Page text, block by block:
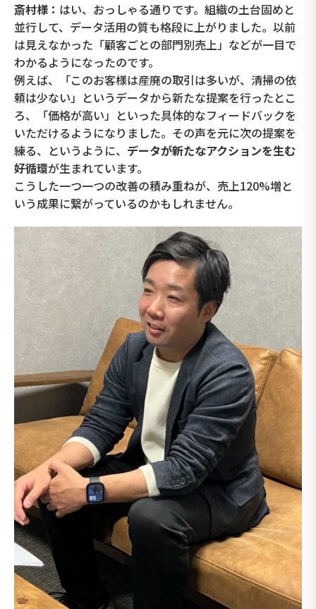
斎村様： はい、おっしゃる通りです。組織の土台固めと
並行して、データ活用の質も格段に上がりました。以前
は見えなかった「顧客ごとの部門別売上」などが一目で
わかるようになったのです。
例えば、「このお客様は産廃の取引は多いが、清掃の依
頼は少ない」というデータから新たな提案を行ったとこ
ろ、「価格が高い」といった具体的なフィードバックを
いただけるようになりました。その声を元に次の提案を
練る、というように、 データが新たなアクションを生む
好循環が生まれています。
こうした一つ一つの改善の積み重ねが、売上120%増と
いう成果に繋がっているのかもしれません。